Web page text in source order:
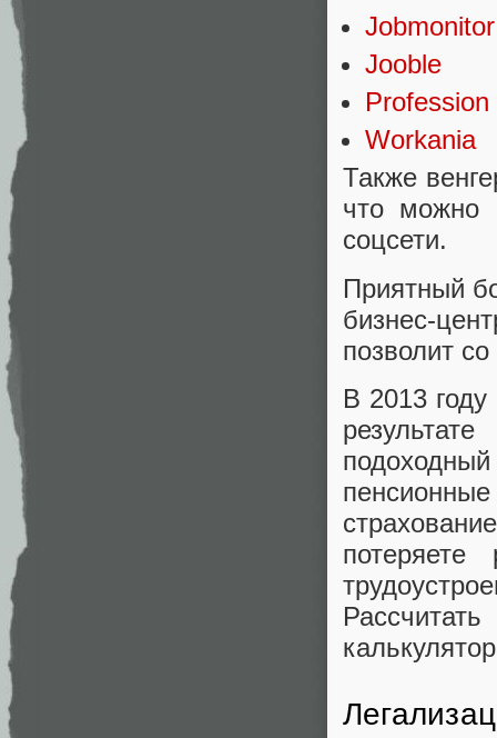
Jobmonitor
Jooble
Profession
Workania
Также
что можно
соцсети.
Приятный
бизнес-
позволит
В 2013